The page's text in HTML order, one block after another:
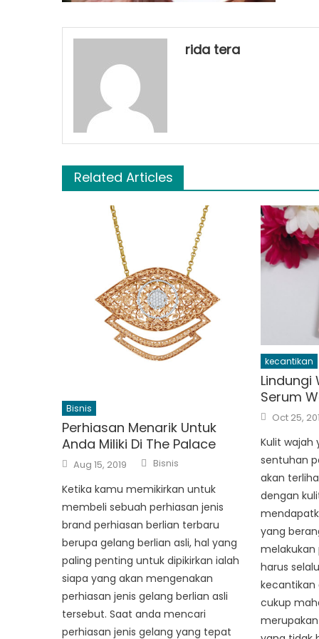
rida tera
Related Articles
Bisnis
Perhiasan Menarik Untuk
Anda Miliki Di The Palace
Posted
on
Aug 15, 2019 Author
Bisnis
Ketika kamu memikirkan untuk
membeli sebuah perhiasan jenis
brand perhiasan berlian terbaru
berupa gelang berlian asli, hal yang
paling penting untuk dipikirkan ialah
siapa yang akan mengenakan
perhiasan jenis gelang berlian asli
tersebut. Saat anda mencari
perhiasan jenis gelang yang tepat
kecantikan
Lindungi
Serum
Posted
on
Oct 25,
Kulit wajah
sentuhan
akan
dengan
yang
harus
kecantikan
cukup